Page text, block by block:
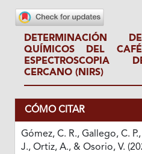
DETERMINACIÓN
QUÍMICOS DEL
ESPECTROSCOPIA
CERCANO (NIRS)
CÓMO CITAR
Gómez, C. R., Gallego, C.
J., Ortiz, A., & Osorio, V.